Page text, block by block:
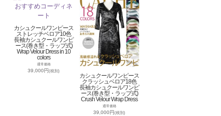
カシュクールワンピース
ストレッチベロア10色
長袖カシュクールワンピ
ース(巻き型・ラップ式)
Wrap Velour Dress in 10
colors
通常価格
39,000円(税別)
カシュクールワンピース
クラッシュベロア18色
長袖カシュクールワンピ
ース(巻き型・ラップ式)
Crush Velour Wrap Dress
通常価格
39,000円(税別)